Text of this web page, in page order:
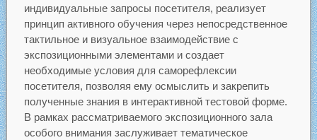
индивидуальные запросы посетителя, реализует
принцип активного обучения через непосредственное
тактильное и визуальное взаимодействие с
экспозиционными элементами и создает
необходимые условия для саморефлексии
посетителя, позволяя ему осмыслить и закрепить
полученные знания в интерактивной тестовой форме.
В рамках рассматриваемого экспозиционного зала
особого внимания заслуживает тематическое